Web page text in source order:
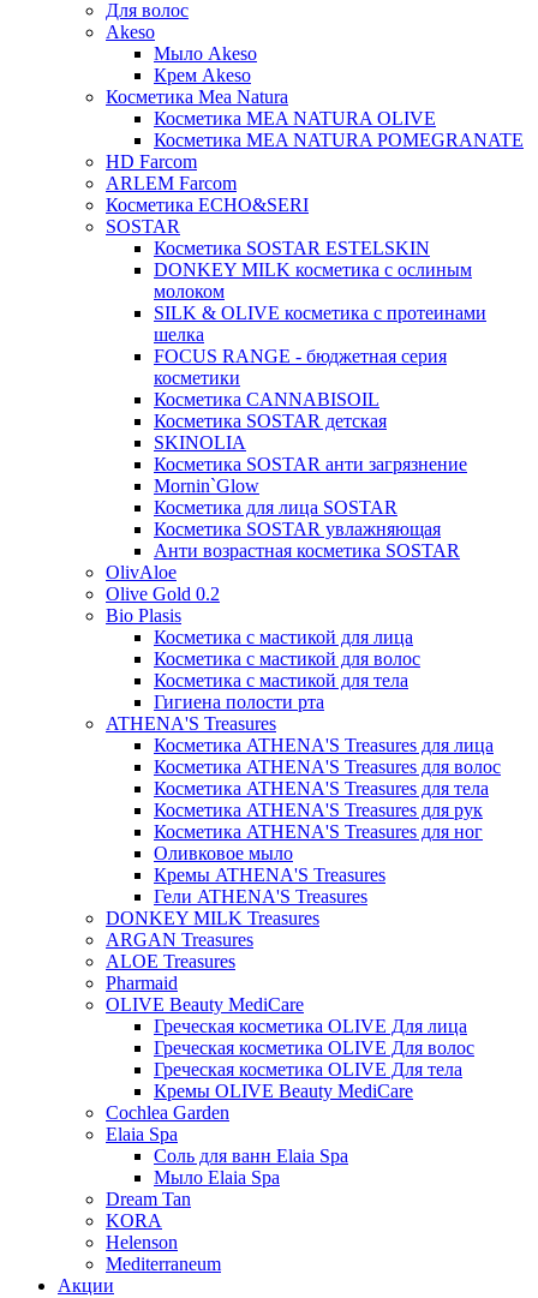
Для волос
Akeso
Мыло Akeso
Крем Akeso
Косметика Mea Natura
Косметика MEA NATURA OLIVE
Косметика MEA NATURA POMEGRANATE
HD Farcom
ARLEM Farcom
Косметика ECHO&SERI
SOSTAR
Косметика SOSTAR ESTELSKIN
DONKEY MILK косметика с ослиным
молоком
SILK & OLIVE косметика с протеинами
шелка
FOCUS RANGE - бюджетная серия
косметики
Косметика CANNABISOIL
Косметика SOSTAR детская
SKINOLIA
Косметика SOSTAR анти загрязнение
Mornin`Glow
Косметика для лица SOSTAR
Косметика SOSTAR увлажняющая
Анти возрастная косметика SOSTAR
OlivAloe
Olive Gold 0.2
Bio Plasis
Косметика с мастикой для лица
Косметика с мастикой для волос
Косметика с мастикой для тела
Гигиена полости рта
ATHENA'S Treasures
Косметика ATHENA'S Treasures для лица
Косметика ATHENA'S Treasures для волос
Косметика ATHENA'S Treasures для тела
Косметика ATHENA'S Treasures для рук
Косметика ATHENA'S Treasures для ног
Оливковое мыло
Кремы ATHENA'S Treasures
Гели ATHENA'S Treasures
DONKEY MILK Treasures
ARGAN Treasures
ALOE Treasures
Pharmaid
OLIVE Beauty MediCare
Греческая косметика OLIVE Для лица
Греческая косметика OLIVE Для волос
Греческая косметика OLIVE Для тела
Кремы OLIVE Beauty MediCare
Cochlea Garden
Elaia Spa
Соль для ванн Elaia Spa
Мыло Elaia Spa
Dream Tan
KORA
Helenson
Mediterraneum
Акции